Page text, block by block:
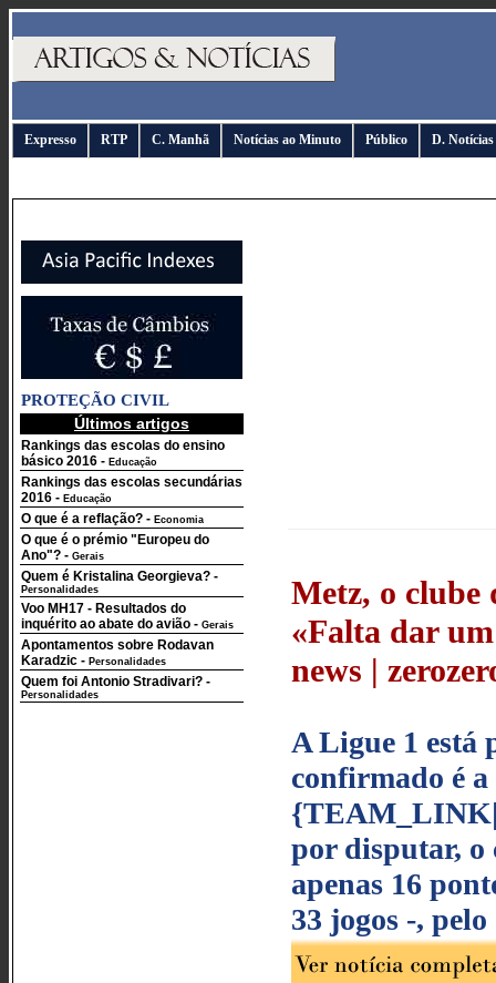
Expresso RTP C. Manhã Notícias ao Minuto Público D. Notícias
PROTEÇÃO CIVIL
Últimos artigos
Rankings das escolas do ensino
básico 2016 - Educação
Rankings das escolas secundárias
2016 - Educação
O que é a reflação? - Economia
O que é o prémio "Europeu do
Ano"? - Gerais
Quem é Kristalina Georgieva? -
Personalidades
Voo MH17 - Resultados do
inquérito ao abate do avião - Gerais
Apontamentos sobre Rodavan
Karadzic - Personalidades
Quem foi Antonio Stradivari? -
Personalidades
Metz, o clube
«Falta dar
news |
A Ligue 1 está
confirmado é
por disputar, o
apenas 16
33 jogos -,